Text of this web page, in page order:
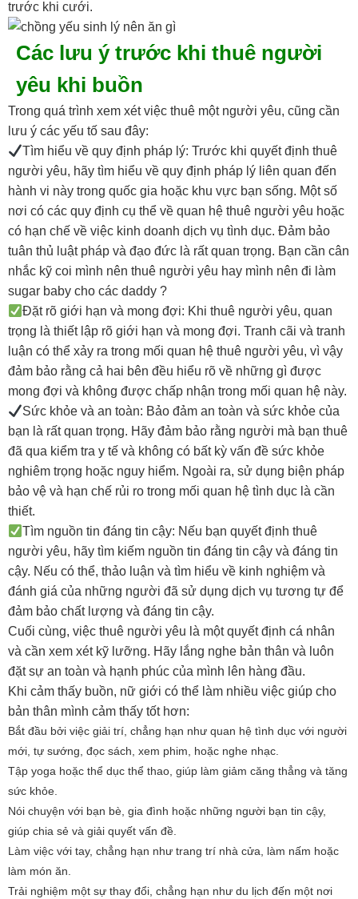
trước khi cưới.
Các lưu ý trước khi thuê người
yêu khi buồn
Trong quá trình xem xét việc thuê một người yêu, cũng cần
lưu ý các yếu tố sau đây:
Tìm hiểu về quy định pháp lý: Trước khi quyết định thuê
người yêu, hãy tìm hiểu về quy định pháp lý liên quan đến
hành vi này trong quốc gia hoặc khu vực bạn sống. Một số
nơi có các quy định cụ thể về quan hệ thuê người yêu hoặc
có hạn chế về việc kinh doanh dịch vụ tình dục. Đảm bảo
tuân thủ luật pháp và đạo đức là rất quan trọng. Bạn cần cân
nhắc kỹ coi mình nên thuê người yêu hay mình nên đi làm
sugar baby cho các daddy ?
Đặt rõ giới hạn và mong đợi: Khi thuê người yêu, quan
trọng là thiết lập rõ giới hạn và mong đợi. Tranh cãi và tranh
luận có thể xảy ra trong mối quan hệ thuê người yêu, vì vậy
đảm bảo rằng cả hai bên đều hiểu rõ về những gì được
mong đợi và không được chấp nhận trong mối quan hệ này.
Sức khỏe và an toàn: Bảo đảm an toàn và sức khỏe của
bạn là rất quan trọng. Hãy đảm bảo rằng người mà bạn thuê
đã qua kiểm tra y tế và không có bất kỳ vấn đề sức khỏe
nghiêm trọng hoặc nguy hiểm. Ngoài ra, sử dụng biện pháp
bảo vệ và hạn chế rủi ro trong mối quan hệ tình dục là cần
thiết.
Tìm nguồn tin đáng tin cậy: Nếu bạn quyết định thuê
người yêu, hãy tìm kiếm nguồn tin đáng tin cậy và đáng tin
cậy. Nếu có thể, thảo luận và tìm hiểu về kinh nghiệm và
đánh giá của những người đã sử dụng dịch vụ tương tự để
đảm bảo chất lượng và đáng tin cậy.
Cuối cùng, việc thuê người yêu là một quyết định cá nhân
và cần xem xét kỹ lưỡng. Hãy lắng nghe bản thân và luôn
đặt sự an toàn và hạnh phúc của mình lên hàng đầu.
Khi cảm thấy buồn, nữ giới có thể làm nhiều việc giúp cho
bản thân mình cảm thấy tốt hơn:
Bắt đầu bởi việc giải trí, chẳng hạn như quan hệ tình dục với người
mới, tự sướng, đọc sách, xem phim, hoặc nghe nhạc.
Tập yoga hoặc thể dục thể thao, giúp làm giảm căng thẳng và tăng
sức khỏe.
Nói chuyện với bạn bè, gia đình hoặc những người bạn tin cậy,
giúp chia sẻ và giải quyết vấn đề.
Làm việc với tay, chẳng hạn như trang trí nhà cửa, làm nấm hoặc
làm món ăn.
Trải nghiệm một sự thay đổi, chẳng hạn như du lịch đến một nơi